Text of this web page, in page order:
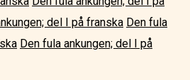
del I på franska Den fula
Den fula ankungen; del I på